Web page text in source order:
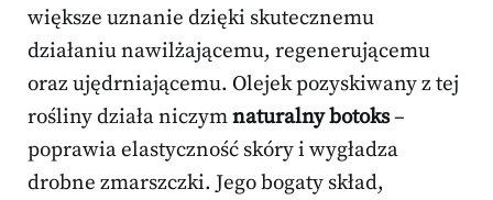
większe uznanie dzięki skutecznemu
działaniu nawilżającemu, regenerującemu
oraz ujędrniającemu. Olejek pozyskiwany z tej
rośliny działa niczymnaturalny botoks–
poprawia elastyczność skóry i wygładza
drobne zmarszczki. Jego bogaty skład,